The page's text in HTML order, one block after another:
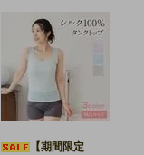
【期間限定